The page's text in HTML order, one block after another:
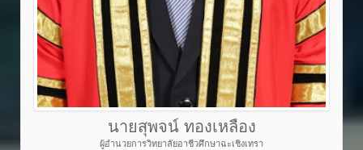
นายสุพจน์ ทองเหลือง
ผู้อำนวยการวิทยาลัยอาชีวศึกษาฉะเชิงเทรา